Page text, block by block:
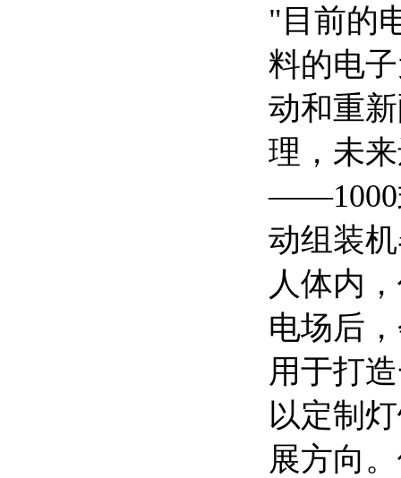
"目前的
料的电
动和重
理，未
——1000
动组装
人体内
电场后
用于打
以定制
展方向